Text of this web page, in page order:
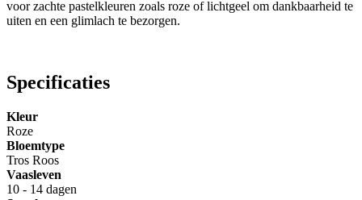
voor zachte pastelkleuren zoals roze of lichtgeel om dankbaarheid te
uiten en een glimlach te bezorgen.
Specificaties
Kleur
Roze
Bloemtype
Tros Roos
Vaasleven
10 - 14 dagen